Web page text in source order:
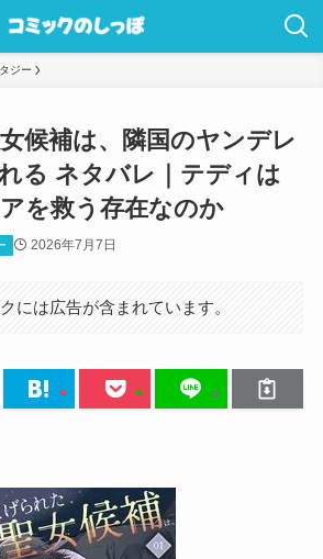
ジー
候補は、隣国のヤンデレ
る ネタバレ｜テディは
を救う存在なのか
2026年7月7日
には広告が含まれています。